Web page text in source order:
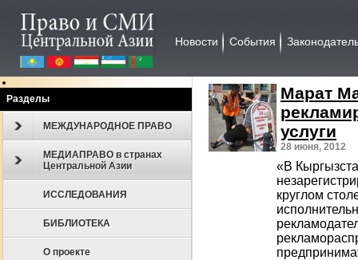
Новости События
Разделы
МЕЖДУНАРОДНОЕ ПРАВО
МЕДИАПРАВО в странах
Центральной Азии
ИССЛЕДОВАНИЯ
БИБЛИОТЕКА
О проекте
Марат
услуги
28 июня, 2012
«В
круглом